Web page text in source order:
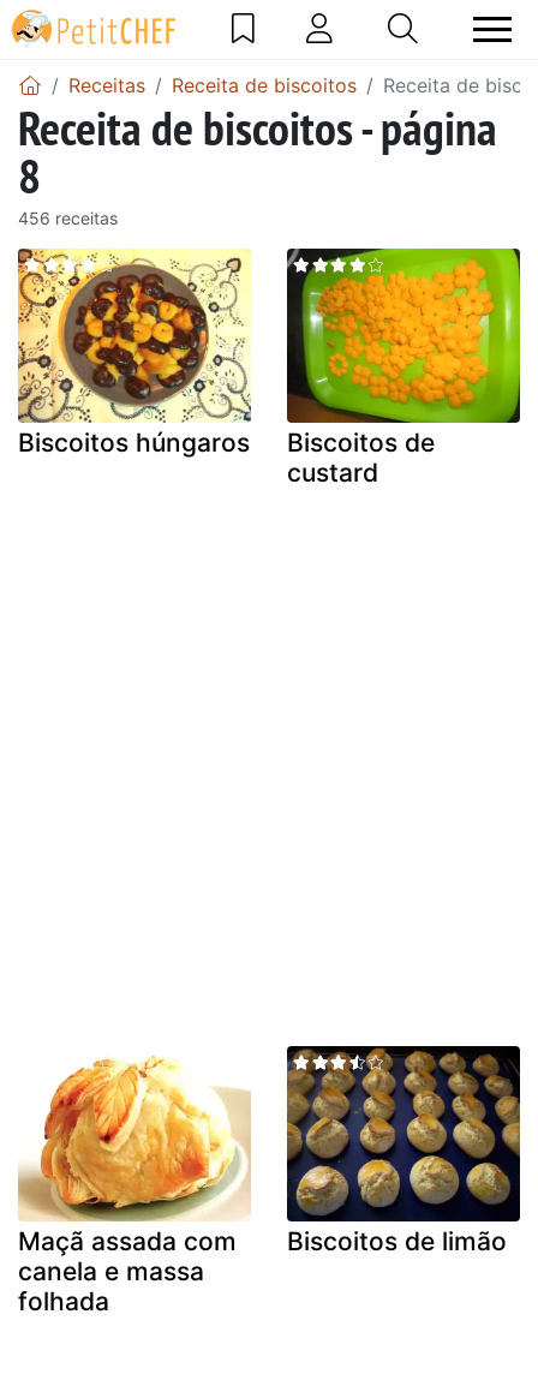
Receitas Receita de biscoitos Receita de
Receita de biscoitos - página
8
456 receitas
Biscoitos húngaros
Biscoitos de
custard
Maçã assada com
canela e massa
folhada
Biscoitos de limão